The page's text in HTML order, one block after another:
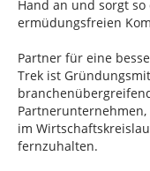
Hand an und sorgt
ermüdungsfreien
Partner für eine
Trek ist
im
fernzuhalten.